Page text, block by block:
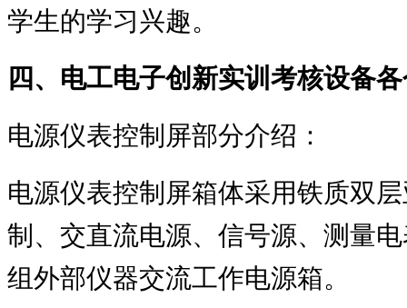
学生的学习兴趣。
四、电工电子创新实训考核设备
电源仪表控制屏部分介绍：
电源仪表控制屏箱体采用铁质双
制、交直流电源、信号源、测量
组外部仪器交流工作电源箱。